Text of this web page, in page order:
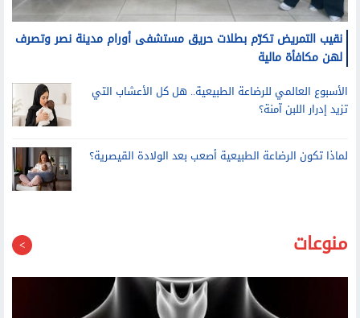
نقيب التمريض تكرّم بطلات حريق مستشفى أورام مدينة نصر وتصرف
لهن مكافأة مالية
الأسبوع العالمي للرضاعة الطبيعية.. هل كل الأعشاب التي
تزيد إدرار اللبن آمنة؟
لماذا تكون الرضاعة الطبيعية أصعب بعد الولادة القيصرية؟
منوعات